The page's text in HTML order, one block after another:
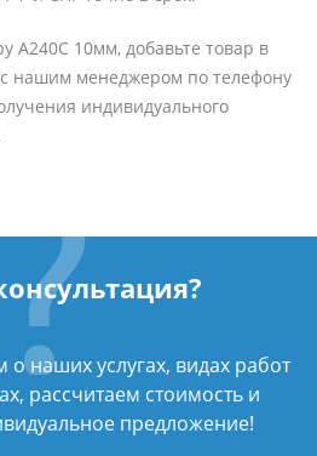
А240С 10мм, добавьте товар в
нашим менеджером по телефону
индивидуального
наших услугах, видах работ
рассчитаем стоимость и
предложение!